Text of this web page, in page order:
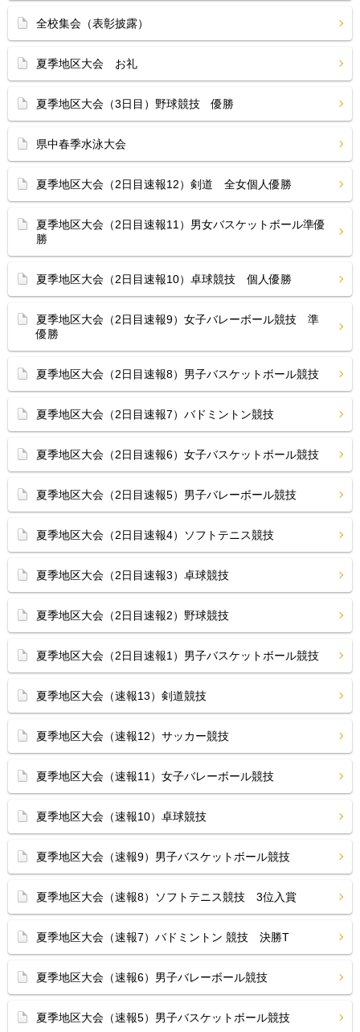
全校集会（表彰披露）
夏季地区大会 お礼
夏季地区大会（3日目）野球競技 優勝
県中春季水泳大会
夏季地区大会（2日目速報12）剣道 全女個人優勝
夏季地区大会（2日目速報11）男女バスケットボール準優
勝
夏季地区大会（2日目速報10）卓球競技 個人優勝
夏季地区大会（2日目速報9）女子バレーボール競技 準
優勝
夏季地区大会（2日目速報8）男子バスケットボール競技
夏季地区大会（2日目速報7）バドミントン競技
夏季地区大会（2日目速報6）女子バスケットボール競技
夏季地区大会（2日目速報5）男子バレーボール競技
夏季地区大会（2日目速報4）ソフトテニス競技
夏季地区大会（2日目速報3）卓球競技
夏季地区大会（2日目速報2）野球競技
夏季地区大会（2日目速報1）男子バスケットボール競技
夏季地区大会（速報13）剣道競技
夏季地区大会（速報12）サッカー競技
夏季地区大会（速報11）女子バレーボール競技
夏季地区大会（速報10）卓球競技
夏季地区大会（速報9）男子バスケットボール競技
夏季地区大会（速報8）ソフトテニス競技 3位入賞
夏季地区大会（速報7）バドミントン 競技 決勝T
夏季地区大会（速報6）男子バレーボール競技
夏季地区大会（速報5）男子バスケットボール競技